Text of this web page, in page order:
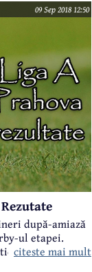
09 Sep 2018 12:50
după-amiază
ul etapei.
etapa
citeste mai mult